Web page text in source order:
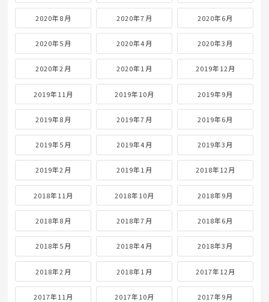
2020年8月 2020年7月 2020年6月
2020年5月 2020年4月 2020年3月
2020年2月 2020年1月 2019年12月
2019年11月 2019年10月 2019年9月
2019年8月 2019年7月 2019年6月
2019年5月 2019年4月 2019年3月
2019年2月 2019年1月 2018年12月
2018年11月 2018年10月 2018年9月
2018年8月 2018年7月 2018年6月
2018年5月 2018年4月 2018年3月
2018年2月 2018年1月 2017年12月
2017年11月 2017年10月 2017年9月